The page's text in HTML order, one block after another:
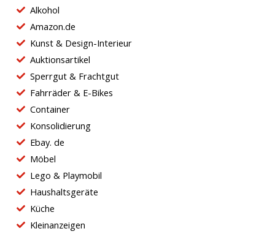
Jetzt Registrieren
Alkohol
Amazon.de
Kunst & Design-Interieur
Auktionsartikel
Sperrgut & Frachtgut
Fahrräder & E-Bikes
Container
Konsolidierung
Ebay. de
Möbel
Lego & Playmobil
Haushaltsgeräte
Küche
Kleinanzeigen